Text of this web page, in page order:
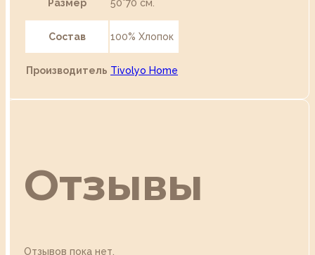
Размер 50*70 см.
Состав 100% Хлопок
Производитель Tivolyo Home
Отзывы
Отзывов пока нет.